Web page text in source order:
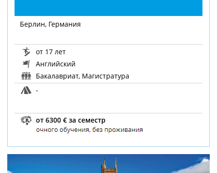
Берлин, Германия
от 17 лет
Английский
Бакалавриат, Магистратура
-
от 6300 € за семестр